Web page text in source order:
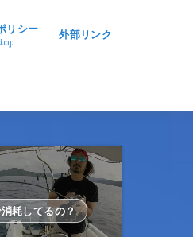
リシー 外部リンク
耗してるの？